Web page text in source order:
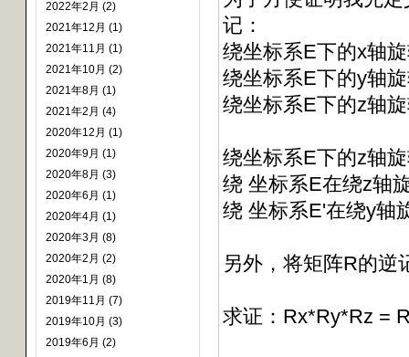
2022年2月 (2)
2021年12月 (1)
2021年11月 (1)
2021年10月 (2)
2021年8月 (1)
2021年2月 (4)
2020年12月 (1)
2020年9月 (1)
2020年8月 (3)
2020年6月 (1)
2020年4月 (1)
2020年3月 (8)
2020年2月 (2)
2020年1月 (8)
2019年11月 (7)
2019年10月 (3)
2019年6月 (2)
记：
绕坐标系E下的x轴
绕坐标系E下的y轴
绕坐标系E下的z轴
绕坐标系E下的z轴
绕 坐标系E在绕z轴
绕 坐标系E'在绕y轴
另外，将矩阵R的逆
求证：Rx*Ry*Rz =